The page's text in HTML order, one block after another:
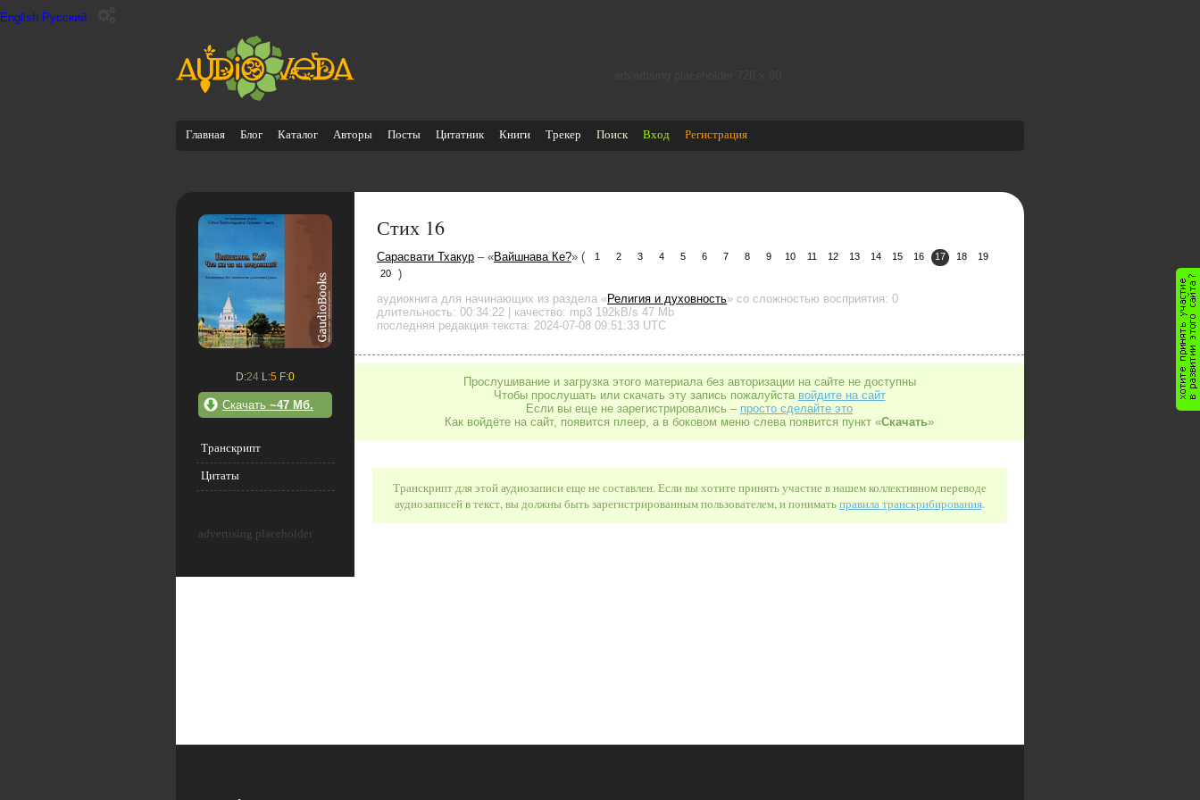
English Русский
Главная Блог Каталог Авторы Посты Цитатник Книги Трекер Поиск Вход Регистрация
D:24 L:5 F:0
Скачать ~47 Мб.
Транскрипт
Цитаты
advertising placeholder
Стих 16
Сарасвати Тхакур – «Вайшнава Ке?» ( 1 2 3 4 5 6 7 8 9 10 11 12 13 14 15 16 17 18
19
20
)
аудиокнига для начинающих из раздела «Религия и духовность» со сложностью восприятия: 0
длительность: 00:34:22 | качество: mp3 192kB/s 47 Mb
последняя редакция текста: 2024-07-08 09:51:33 UTC
Прослушивание и загрузка этого материала без авторизации на сайте не доступны
Чтобы прослушать или скачать эту запись пожалуйста войдите на сайт
Если вы еще не зарегистрировались – просто сделайте это
Как войдёте на сайт, появится плеер, а в боковом меню слева появится пункт «Скачать»
Транскрипт для этой аудиозаписи еще не составлен. Если вы хотите принять участие в нашем коллективном переводе
аудиозаписей в текст, вы должны быть зарегистрированным пользователем, и пониматьправила транскрибирования.